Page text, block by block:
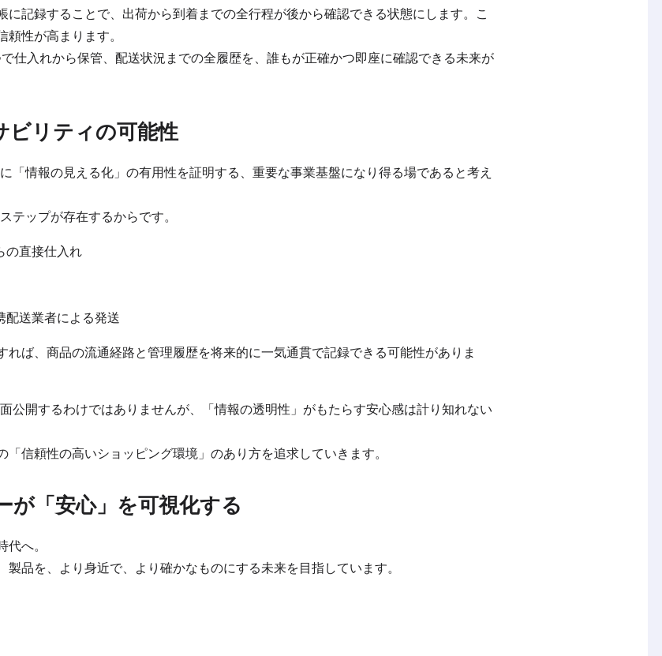
記録することで、出荷から到着までの全行程が後から確認できる状態にします。こ
性が高まります。
仕入れから保管、配送状況までの全履歴を、誰もが正確かつ即座に確認できる未来が
ビリティの可能性
「情報の見える化」の有用性を証明する、重要な事業基盤になり得る場であると考え
テップが存在するからです。
の直接仕入れ
配送業者による発送
れば、商品の流通経路と管理履歴を将来的に一気通貫で記録できる可能性がありま
公開するわけではありませんが、「情報の透明性」がもたらす安心感は計り知れない
信頼性の高いショッピング環境」のあり方を追求していきます。
が「安心」を可視化する
へ。
品を、より身近で、より確かなものにする未来を目指しています。